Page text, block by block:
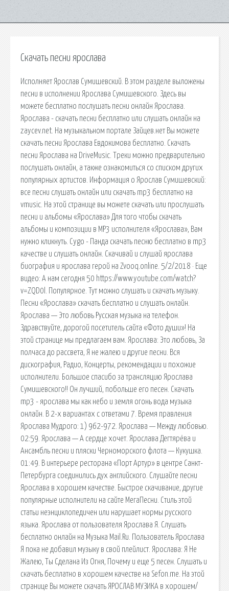
Скачать песни ярослава
Исполняет Ярослав Сумишевский. В этом разделе выложены
песни в исполнении Ярослава Сумишевского. Здесь вы
можете бесплатно послушать песни онлайн Ярослава.
Ярослава - скачать песни бесплатно или слушать онлайн на
zaycev.net. На музыкальном портале Зайцев.нет Вы можете
скачать песни Ярослава Евдокимова бесплатно. Скачать
песни Ярослава на DriveMusic. Треки можно предварительно
послушать онлайн, а также ознакомиться со списком других
популярных артистов. Информация о Ярослав Сумишевский:
все песни слушать онлайн или скачать mp3 бесплатно на
vmusic. На этой странице вы можете скачать или прослушать
песни и альбомы «Ярослава» Для того чтобы скачать
альбомы и композиции в MP3 исполнителя «Ярослава», Вам
нужно кликнуть. Cygo - Панда скачать песню бесплатно в mp3
качестве и слушать онлайн. Скачивай и слушай ярослава
биография и ярослава герой на Zvooq.online. 5/2/2018 · Еще
видео: А нам сегодня 50 https://www.youtube.com/watch?
v=ZQD0l. Популярное. Тут можно слушать и скачать музыку.
Песни «Ярослава» скачать бесплатно и слушать онлайн.
Ярослава — Это любовь Русская музыка на телефон.
Здравствуйте, дорогой посетитель сайта «Фото души»! На
этой странице мы предлагаем вам. Ярослава: Это любовь, За
полчаса до рассвета, Я не жалею и другие песни. Вся
дискография, Радио, Концерты, рекомендации и похожие
исполнители. Большое спасибо за трансляцию Ярослава
Сумишевского!! Он лучший, побольше его песен. Скачать
mp3 - ярослава мы как небо и земля огонь вода музыка
онлайн. В 2-х вариантах с ответами 7. Время правления
Ярослава Мудрого: 1) 962-972. Ярослава — Между любовью.
02:59. Ярослава — А сердце хочет. Ярослава Дегтярёва и
Ансамбль песни и пляски Черноморского флота — Кукушка.
01:49. В интерьере ресторана «Порт Артур» в центре Санкт-
Петербурга соединились дух английского. Слушайте песни
Ярослава в хорошем качестве. Быстрое скачивание, другие
популярные исполнители на сайте МегаПесни. Стиль этой
статьи неэнциклопедичен или нарушает нормы русского
языка. Ярослава от пользователя Ярослава Я. Слушать
бесплатно онлайн на Музыка Mail.Ru. Пользователь Ярослава
Я пока не добавил музыку в свой плейлист. Ярослава: Я Не
Жалею, Ты Сделана Из Огня, Почему и еще 5 песен. Слушать и
скачать бесплатно в хорошем качестве на Sefon.me. На этой
странице Вы можете скачать ЯРОСЛАВ МУЗИКА в хорошем/